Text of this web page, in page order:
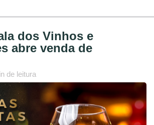
dos Vinhos e
abre venda de
de leitura